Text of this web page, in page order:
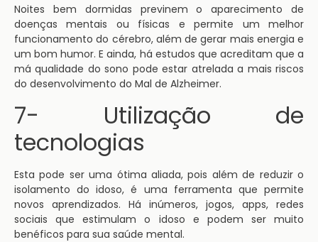
Noites bem dormidas previnem o aparecimento de
doenças mentais ou físicas e permite um melhor
funcionamento do cérebro, além de gerar mais energia e
um bom humor. E ainda, há estudos que acreditam que a
má qualidade do sono pode estar atrelada a mais riscos
do desenvolvimento do Mal de Alzheimer.
7- Utilização de
tecnologias
Esta pode ser uma ótima aliada, pois além de reduzir o
isolamento do idoso, é uma ferramenta que permite
novos aprendizados. Há inúmeros, jogos, apps, redes
sociais que estimulam o idoso e podem ser muito
benéficos para sua saúde mental.